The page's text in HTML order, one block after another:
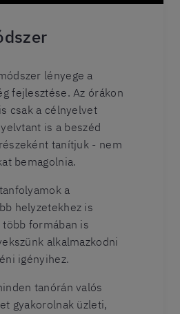
lényege a
fejlesztése. Az órákon
csak a célnyelvet
is a beszéd
tanítjuk - nem
bemagolnia.
a
helyzetekhez is
több formában is
alkalmazkodni
igényihez.
tanórán valós
gyakorolnak üzleti,